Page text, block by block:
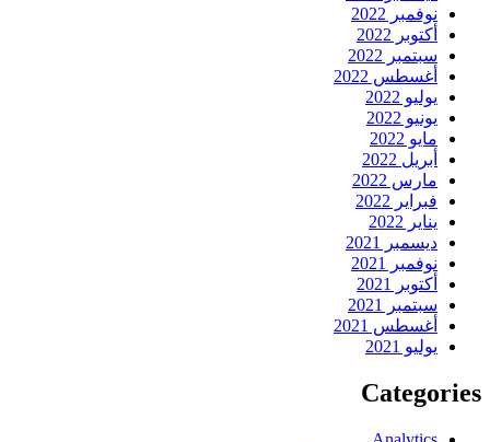
نوفمبر 2022
أكتوبر 2022
سبتمبر 2022
أغسطس 2022
يوليو 2022
يونيو 2022
مايو 2022
أبريل 2022
مارس 2022
فبراير 2022
يناير 2022
ديسمبر 2021
نوفمبر 2021
أكتوبر 2021
سبتمبر 2021
أغسطس 2021
يوليو 2021
Categories